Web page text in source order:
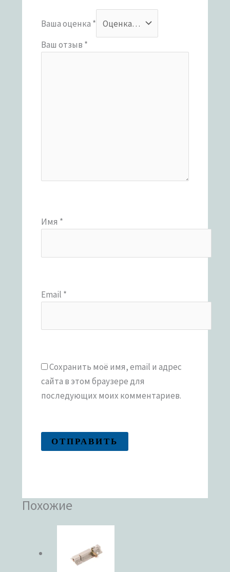
Ваша оценка *
Ваш отзыв *
Имя *
Email *
Сохранить моё имя, email и адрес
сайта в этом браузере для
последующих моих комментариев.
Похожие